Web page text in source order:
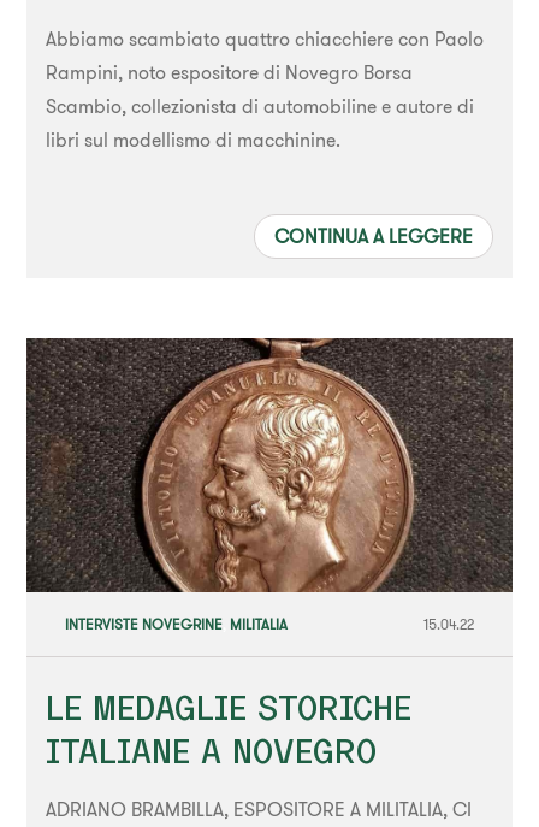
Abbiamo scambiato quattro chiacchiere con Paolo
Rampini, noto espositore di Novegro Borsa
Scambio, collezionista di automobiline e autore di
libri sul modellismo di macchinine.
CONTINUA A LEGGERE
INTERVISTE NOVEGRINE MILITALIA 15.04.22
LE MEDAGLIE STORICHE
ITALIANE A NOVEGRO
ADRIANO BRAMBILLA, ESPOSITORE A MILITALIA, CI